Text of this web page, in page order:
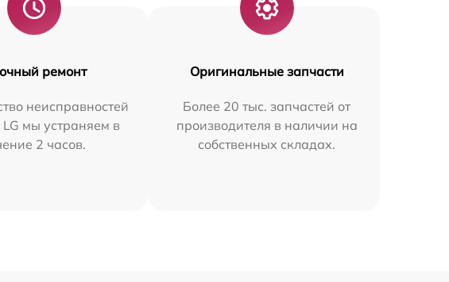
ремонт
неисправностей
мы устраняем в
2 часов.
Оригинальные запчасти
Более 20 тыс. запчастей от
производителя в наличии на
собственных складах.